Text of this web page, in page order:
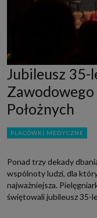
Jubileusz 35-
Położnych
PLACÓWKI MEDYCZNE
Ponad trzy dekady
wspólnoty ludzi, dla
najważniejsza.
świętowali jubileusz 35-